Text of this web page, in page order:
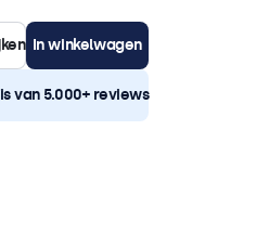
In winkelwagen
van 5.000+ reviews